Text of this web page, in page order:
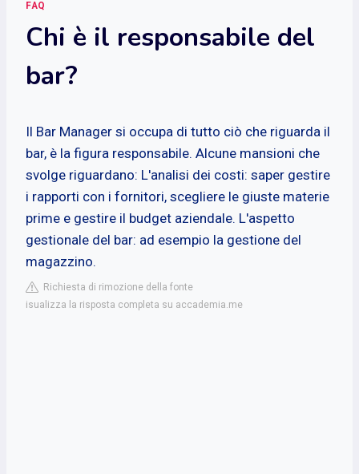
FAQ
Chi è il responsabile del
bar?
Il Bar Manager si occupa di tutto ciò che riguarda il
bar, è la figura responsabile. Alcune mansioni che
svolge riguardano: L'analisi dei costi: saper gestire
i rapporti con i fornitori, scegliere le giuste materie
prime e gestire il budget aziendale. L'aspetto
gestionale del bar: ad esempio la gestione del
magazzino.
Richiesta di rimozione della fonte
isualizza la risposta completa su accademia.me